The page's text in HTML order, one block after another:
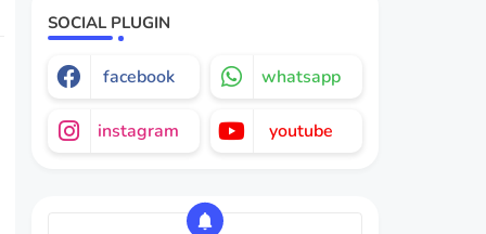
SOCIAL PLUGIN
facebook whatsapp
instagram youtube